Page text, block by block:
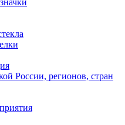
России, регионов, стран